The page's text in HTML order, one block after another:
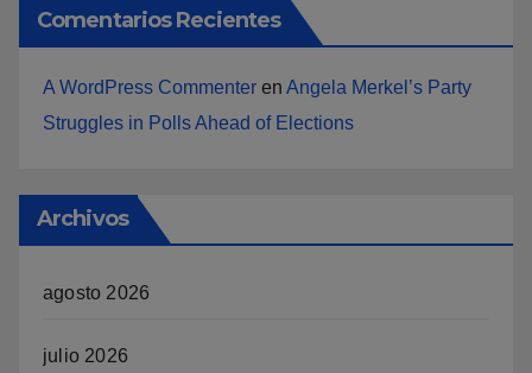
Comentarios Recientes
A WordPress Commenter en Angela Merkel’s Party
Struggles in Polls Ahead of Elections
Archivos
agosto 2026
julio 2026